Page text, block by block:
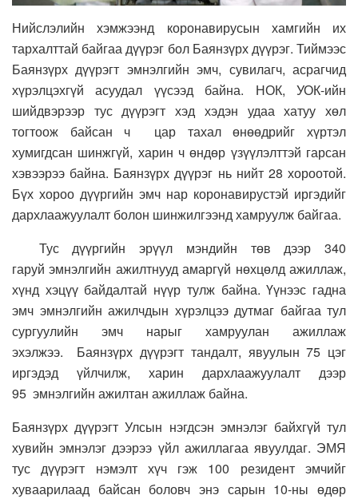
Нийслэлийн хэмжээнд коронавирусын хамгийн их
тархалттай байгаа дүүрэг бол Баянзүрх дүүрэг. Тиймээс
Баянзүрх дүүрэгт эмнэлгийн эмч, сувилагч, асрагчид
хүрэлцэхгүй асуудал үүсээд байна. НОК, УОК-ийн
шийдвэрээр тус дүүрэгт хэд хэдэн удаа хатуу хөл
тогтоож байсан ч цар тахал өнөөдрийг хүртэл
хумигдсан шинжгүй, харин ч өндөр үзүүлэлттэй гарсан
хэвээрээ байна. Баянзүрх дүүрэг нь нийт 28 хороотой.
Бүх хороо дүүргийн эмч нар коронавирустэй иргэдийг
дархлаажуулалт болон шинжилгээнд хамруулж байгаа.
Тус дүүргийн эрүүл мэндийн төв дээр 340
гаруй эмнэлгийн ажилтнууд амаргүй нөхцөлд ажиллаж,
хүнд хэцүү байдалтай нүүр тулж байна. Үүнээс гадна
эмч эмнэлгийн ажилчдын хүрэлцээ дутмаг байгаа тул
сургуулийн эмч нарыг хамруулан ажиллаж
эхэлжээ. Баянзүрх дүүрэгт тандалт, явуулын 75 цэг
иргэдэд үйлчилж, харин дархлаажуулалт дээр
95 эмнэлгийн ажилтан ажиллаж байна.
Баянзүрх дүүрэгт Улсын нэгдсэн эмнэлэг байхгүй тул
хувийн эмнэлэг дээрээ үйл ажиллагаа явуулдаг. ЭМЯ
тус дүүрэгт нэмэлт хүч гэж 100 резидент эмчийг
хуваарилаад байсан боловч энэ сарын 10-ны өдөр